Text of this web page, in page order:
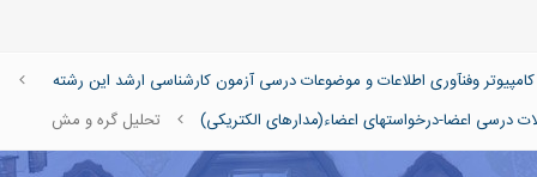
وفنآوری اطلاعات و موضوعات درسی آزمون کارشناسی ارشد این رشته
درسی اعضا-درخواستهای اعضاء(مدارهای الکتریکی)
تحلیل گره و مش